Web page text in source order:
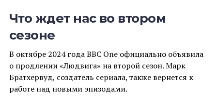
Что ждет нас во втором
сезоне
В октябре 2024 года BBC One официально объявила
о продлении «Людвига» на второй сезон. Марк
Братхервуд, создатель сериала, также вернется к
работе над новыми эпизодами.